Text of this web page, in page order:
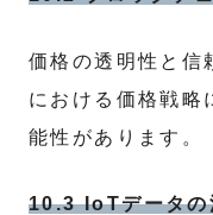
価格の透明性と信
における価格戦略
能性があります。
10.3 IoTデータの